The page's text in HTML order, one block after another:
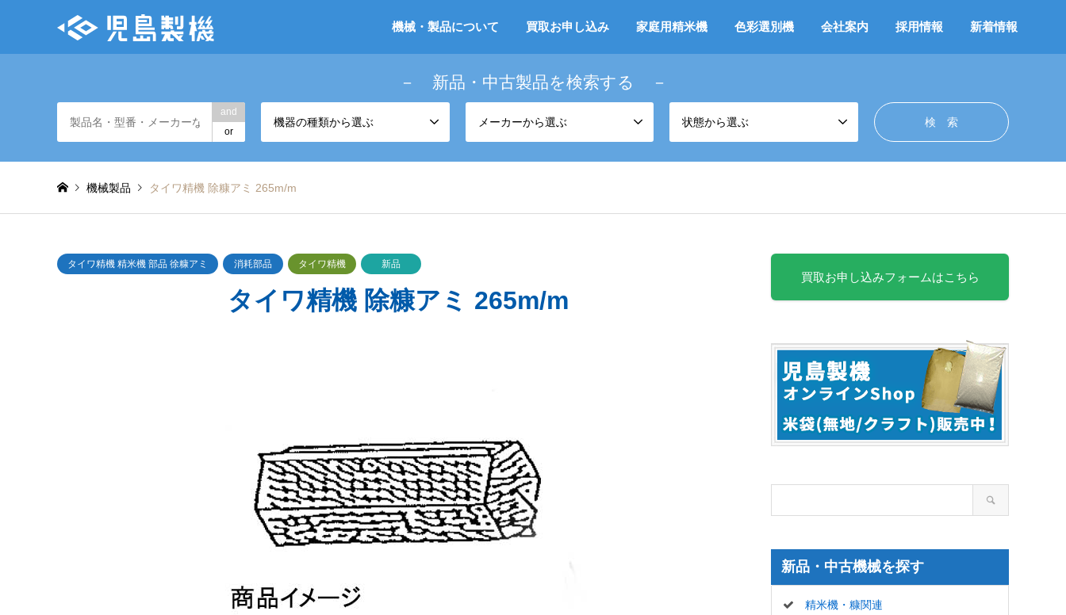
機械・製品について 買取お申し込み 家庭用精米機 色彩選別機 会社案内 採用情報 新着情報
－ 新品・中古製品を検索する －
and
or
機器の種類から選ぶ メーカーから選ぶ 状態から選ぶ
機械製品 タイワ精機 除糠アミ 265m/m
タイワ精機 精米機 部品 徐糠アミ 消耗部品 タイワ精機 新品
タイワ精機 除糠アミ 265m/m
買取お申し込みフォームはこちら
新品・中古機械を探す
精米機・糠関連